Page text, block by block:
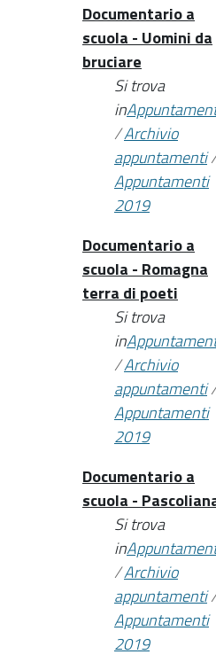
Documentario a
scuola - Uomini da
bruciare
Si trova
in
/Archivio
appuntamenti/
Appuntamenti
2019
Documentario a
scuola - Romagna
terra di poeti
Si trova
in
/Archivio
appuntamenti/
Appuntamenti
2019
Documentario a
scuola -
Si trova
in
/Archivio
appuntamenti/
Appuntamenti
2019